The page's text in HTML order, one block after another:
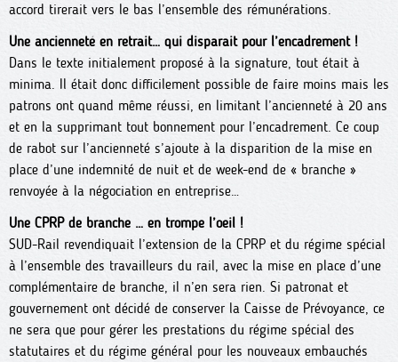
accord tirerait vers le bas l’ensemble des rémunérations.
Une ancienneté en retrait… qui disparait pour l’encadrement !
Dans le texte initialement proposé à la signature, tout était à
minima. Il était donc difficilement possible de faire moins mais les
patrons ont quand même réussi, en limitant l’ancienneté à 20 ans
et en la supprimant tout bonnement pour l’encadrement. Ce coup
de rabot sur l’ancienneté s’ajoute à la disparition de la mise en
place d’une indemnité de nuit et de week-end de « branche »
renvoyée à la négociation en entreprise…
Une CPRP de branche … en trompe l’oeil !
SUD-Rail revendiquait l’extension de la CPRP et du régime spécial
à l’ensemble des travailleurs du rail, avec la mise en place d’une
complémentaire de branche, il n’en sera rien. Si patronat et
gouvernement ont décidé de conserver la Caisse de Prévoyance, ce
ne sera que pour gérer les prestations du régime spécial des
statutaires et du régime général pour les nouveaux embauchés